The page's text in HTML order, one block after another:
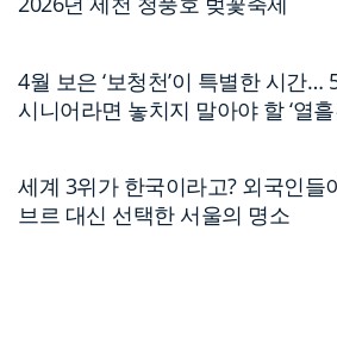
4월 보은 ‘보청천’이 특별한 시간…
시니어라면 놓치지 말아야 할 ‘열흘
세계 3위가 한국이라고? 외국인들
브르 대신 선택한 서울의 명소